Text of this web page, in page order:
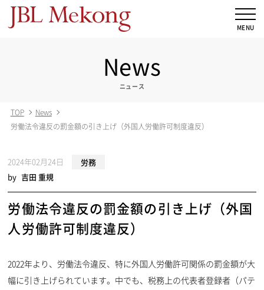
News
ニュース
TOP
News
労働法令違反の罰金額の引き上げ（外国人労働許可制度違反）
2024年02月24日
労務
by 吉田 重規
労働法令違反の罰金額の引き上げ（外国
人労働許可制度違反）
2022年より、労働法令違反、特に外国人労働許可関係の罰金額が大
幅に引き上げられています。中でも、税務上の代表者登録者（パテ